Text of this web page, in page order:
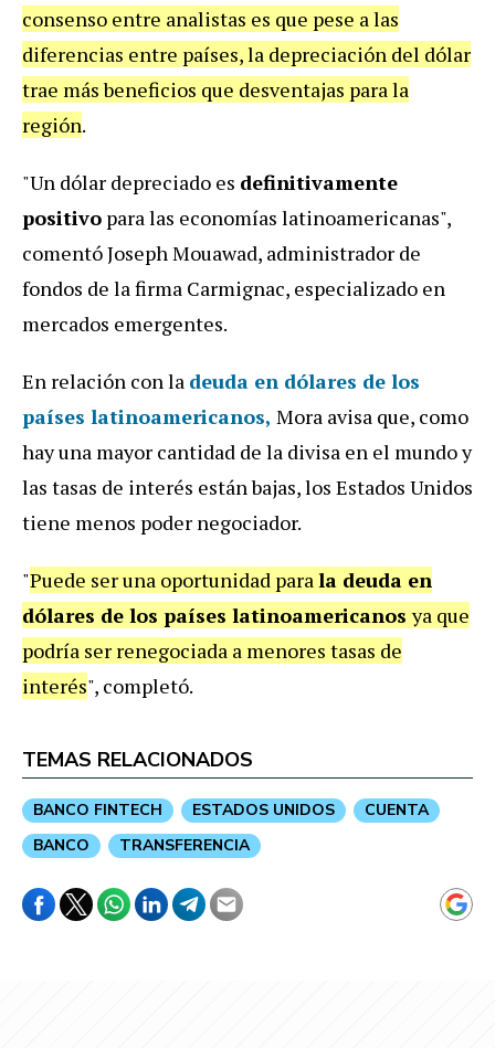
consenso entre analistas es que pese a las
diferencias entre países, la depreciación del dólar
trae más beneficios que desventajas para la
región.
"Un dólar depreciado es definitivamente
positivo para las economías latinoamericanas",
comentó Joseph Mouawad, administrador de
fondos de la firma Carmignac, especializado en
mercados emergentes.
En relación con la deuda en dólares de los
países latinoamericanos, Mora avisa que, como
hay una mayor cantidad de la divisa en el mundo y
las tasas de interés están bajas, los Estados Unidos
tiene menos poder negociador.
"Puede ser una oportunidad para la deuda en
dólares de los países latinoamericanosya que
podría ser renegociada a menores tasas de
interés", completó.
TEMAS RELACIONADOS
BANCO FINTECH ESTADOS UNIDOS
CUENTA
BANCO
TRANSFERENCIA